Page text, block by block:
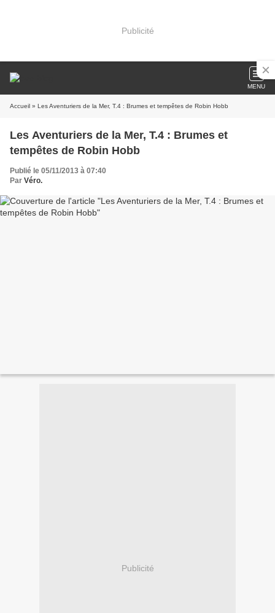
Publicité
MENU
Accueil » Les Aventuriers de la Mer, T.4 : Brumes et tempêtes de Robin Hobb
Les Aventuriers de la Mer, T.4 : Brumes et
tempêtes de Robin Hobb
Publié le 05/11/2013 à 07:40
Par Véro.
Publicité